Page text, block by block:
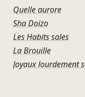
Quelle aurore
Sha Doizo
Les Habits sales
La Brouille
Joyaux lourdement